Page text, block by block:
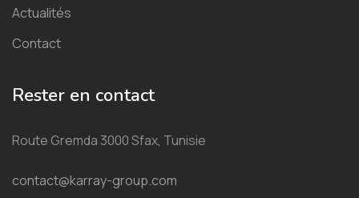
Actualités
Contact
Rester en contact
Route Gremda 3000 Sfax, Tunisie
contact@karray-group.com